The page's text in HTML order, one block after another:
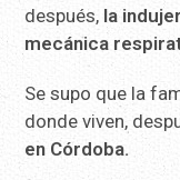
después, la
mecánica
Se supo que la
donde viven,
en Córdoba.